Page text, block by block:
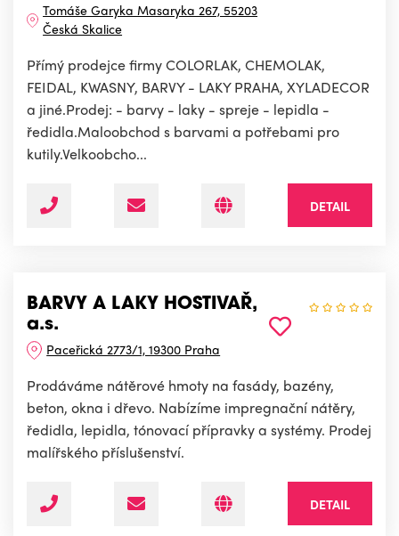
Tomáše Garyka Masaryka 267, 55203
Česká Skalice
Přímý prodejce firmy COLORLAK, CHEMOLAK,
FEIDAL, KWASNY, BARVY - LAKY PRAHA, XYLADECOR
a jiné.Prodej: - barvy - laky - spreje - lepidla -
ředidla.Maloobchod s barvami a potřebami pro
kutily.Velkoobcho...
DETAIL
BARVY A LAKY HOSTIVAŘ,
a.s.
Paceřická 2773/1, 19300 Praha
Prodáváme nátěrové hmoty na fasády, bazény,
beton, okna i dřevo. Nabízíme impregnační nátěry,
ředidla, lepidla, tónovací přípravky a systémy. Prodej
malířského příslušenství.
DETAIL